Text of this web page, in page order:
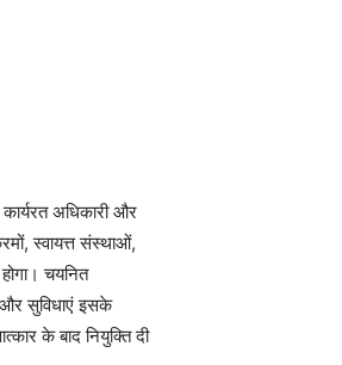
अधिकारी और
स्वायत्त संस्थाओं,
चयनित
सुविधाएं इसके
के बाद नियुक्ति दी